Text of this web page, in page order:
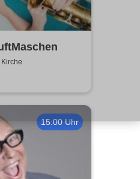
15:00 Uhr